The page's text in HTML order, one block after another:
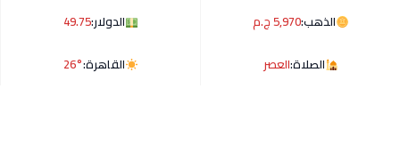
الذهب:5,970 ج.م الدولار:49.75
الصلاة:العصر القاهرة:26°